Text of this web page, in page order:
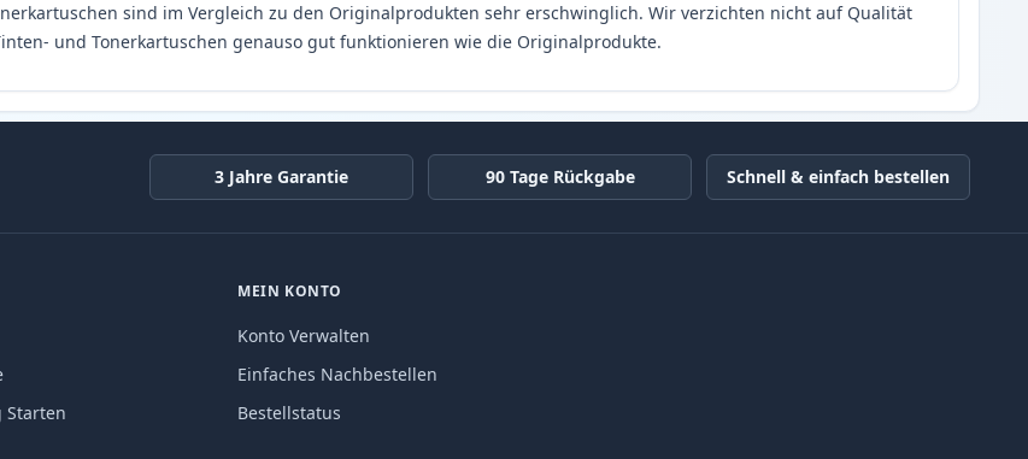
sind im Vergleich zu den Originalprodukten sehr erschwinglich. Wir verzichten nicht auf Qualität
und Tonerkartuschen genauso gut funktionieren wie die Originalprodukte.
3 Jahre Garantie 90 Tage Rückgabe Schnell & einfach bestellen
Starten
MEIN KONTO
Konto Verwalten
Einfaches Nachbestellen
Bestellstatus